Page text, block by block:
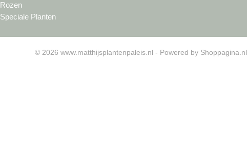
Rozen
Speciale Planten
© 2026 www.matthijsplantenpaleis.nl - Powered by Shoppagina.nl